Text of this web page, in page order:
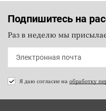
Подпишитесь на
Раз в неделю мы
Я даю согласие на обработку